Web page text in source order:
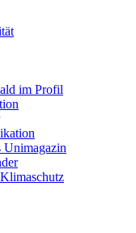
im Profil
Unimagazin